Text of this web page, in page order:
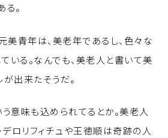
。
美青年は、美老年であるし、色々な
いる。なんでも、美老人と書いて美
出来たそうだ。
意味も込められてるとか。美老人
デロリフィチュや王徳順は奇跡の人